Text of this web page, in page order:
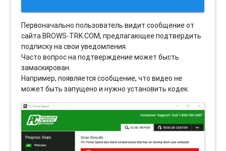
Первоначально пользователь видит сообщение от
сайта BROWS-TRK.COM, предлагающее подтвердить
подписку на свои уведомления.
Часто вопрос на подтверждение может бысть
замаскирован.
Например, появляется сообщение, что видео не
может быть запущено и нужно установить кодек.